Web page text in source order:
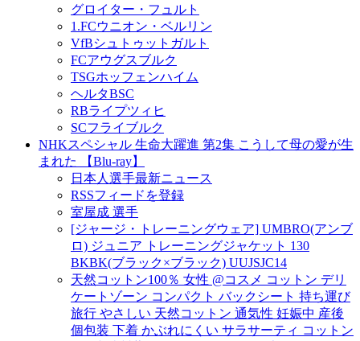
グロイター・フュルト
1.FCウニオン・ベルリン
VfBシュトゥットガルト
FCアウグスブルク
TSGホッフェンハイム
ヘルタBSC
RBライプツィヒ
SCフライブルク
NHKスペシャル 生命大躍進 第2集 こうして母の愛が生
まれた 【Blu-ray】
日本人選手最新ニュース
RSSフィードを登録
室屋成 選手
[ジャージ・トレーニングウェア] UMBRO(アンブ
ロ) ジュニア トレーニングジャケット 130
BKBK(ブラック×ブラック) UUJSJC14
天然コットン100％ 女性 @コスメ コットン デリ
ケートゾーン コンパクト バックシート 持ち運び
旅行 やさしい 天然コットン 通気性 妊娠中 産後
個包装 下着 かぶれにくい サラサーティ コットン